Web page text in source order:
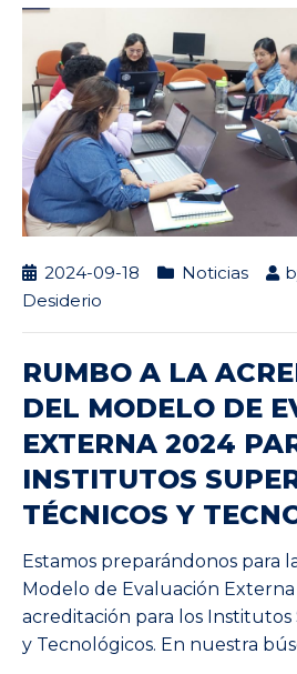
2024-09-18 Noticias
Desiderio
RUMBO A LA
DEL MODELO DE
EXTERNA 2024
INSTITUTOS
TÉCNICOS Y
Estamos preparándonos para
Modelo de Evaluación
acreditación para los Institutos
y Tecnológicos. En nuestra